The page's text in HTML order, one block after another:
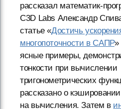
рассказал математик-
C3D Labs Александр
статье «Достичь
многопоточности в САПР»
ясные примеры,
тонкости при вычислении
тригонометрических
рассказано о
на вычисления. Затем в